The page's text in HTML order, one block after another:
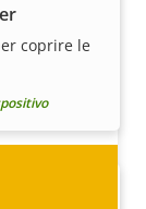
coprire le
un
del